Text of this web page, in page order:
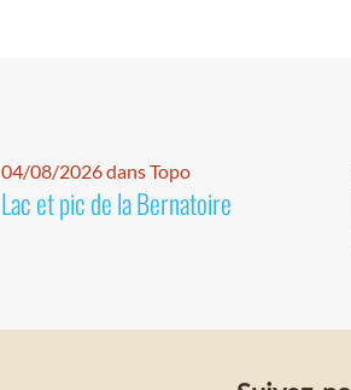
04/08/2026 dans Topo
Lac et pic de la Bernatoire